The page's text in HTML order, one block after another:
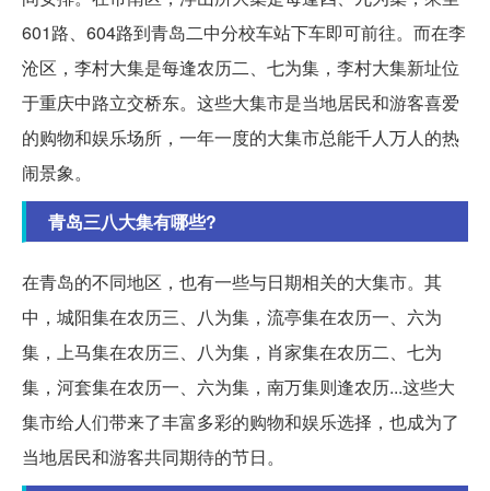
601路、604路到青岛二中分校车站下车即可前往。而在李
沧区，李村大集是每逢农历二、七为集，李村大集新址位
于重庆中路立交桥东。这些大集市是当地居民和游客喜爱
的购物和娱乐场所，一年一度的大集市总能千人万人的热
闹景象。
青岛三八大集有哪些?
在青岛的不同地区，也有一些与日期相关的大集市。其
中，城阳集在农历三、八为集，流亭集在农历一、六为
集，上马集在农历三、八为集，肖家集在农历二、七为
集，河套集在农历一、六为集，南万集则逢农历...这些大
集市给人们带来了丰富多彩的购物和娱乐选择，也成为了
当地居民和游客共同期待的节日。